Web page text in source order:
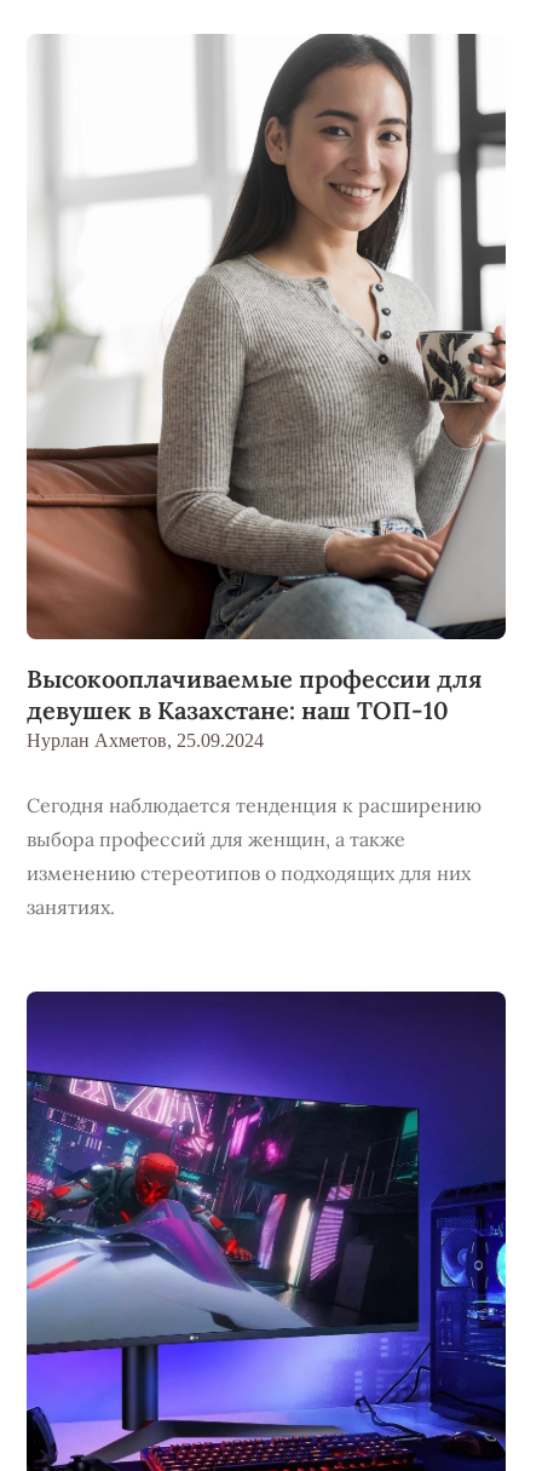
Высокооплачиваемые профессии для
девушек в Казахстане: наш ТОП-10
Нурлан Ахметов, 25.09.2024
Сегодня наблюдается тенденция к расширению
выбора профессий для женщин, а также
изменению стереотипов о подходящих для них
занятиях.